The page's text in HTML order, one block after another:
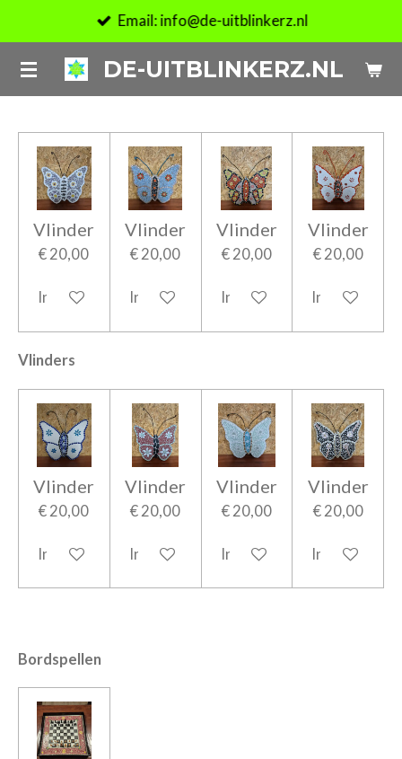
direct
naar
de
hoofdinhoud
DE-UITBLINKERZ.NL
Email: info@de-uitblinkerz.nl
Vlinder
€ 20,00
In winkelwagen
Vlinder
€ 20,00
In winkelwagen
Vlinder
€ 20,00
In winkelwagen
Vlinder
€ 20,00
In
Vlinders
Vlinder
€ 20,00
In winkelwagen
Vlinder
€ 20,00
In winkelwagen
Vlinder
€ 20,00
In winkelwagen
Vlinder
€ 20,00
In
Bordspellen